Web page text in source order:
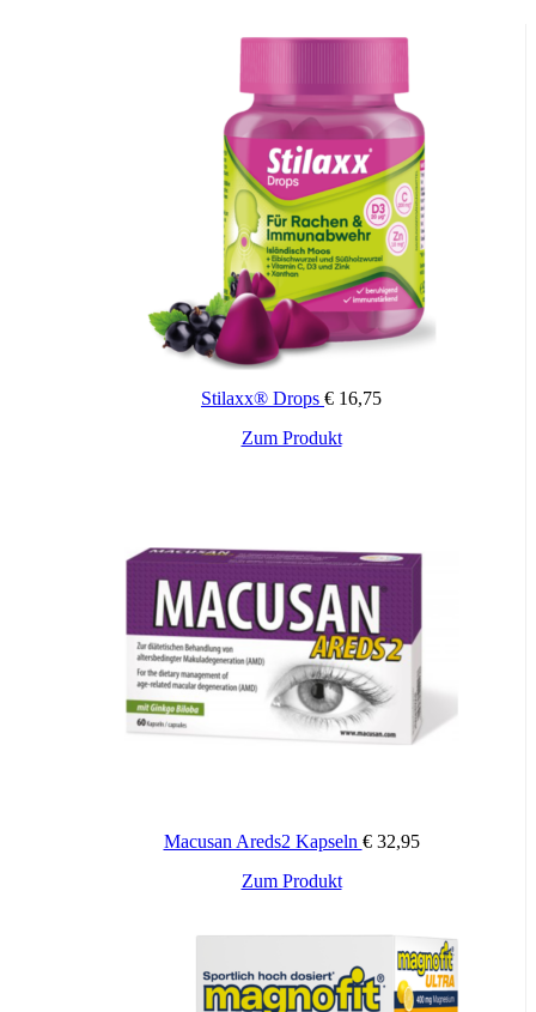
Calcium-D-pantothenat (Vitamin B5): 60 mg
Thiaminnitrat (Vitamin B1): 60 mg
Hilfsstoffe (sonstige Bestandteile):
Cellulose, Povidon, Talkum, Magnesiumstearat,
Gelatine (für die Kapselhülle)
Farbstoffe: Titandioxid (E 171), Eisenoxid (E 172)
Zugelassenes Arzneimittel: Zu Risiken und Nebenwirkungen lesen
Sie die Packungsbeilage und fragen Sie Ihren Arzt oder Apotheker.
Stilaxx® Drops € 16,75
Zum Produkt
Macusan Areds2 Kapseln €32,95
Zum Produkt